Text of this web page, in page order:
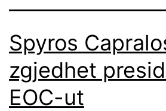
Spyros
zgjedhet
EOC-ut